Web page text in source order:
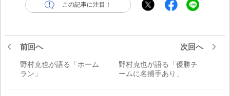
この記事に注目！
前回へ
野村克也が語る「ホーム
ラン」
次回へ
野村克也が語る「優勝チ
ームに名捕手あり」